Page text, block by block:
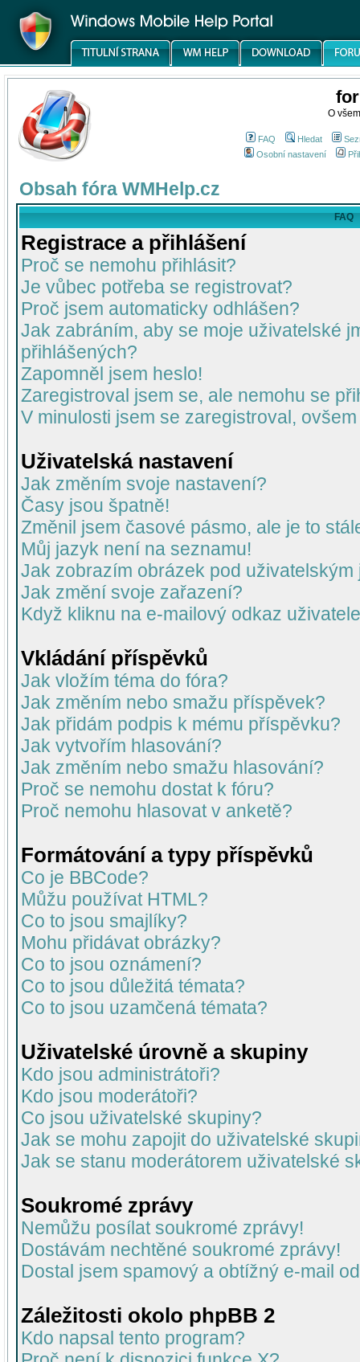
O
FAQ Hledat
Osobní nastavení
Obsah fóra WMHelp.cz
FAQ
Registrace a přihlášení
Proč se nemohu přihlásit?
Je vůbec potřeba se registrovat?
Proč jsem automaticky odhlášen?
Jak zabráním, aby se moje uživatelské
přihlášených?
Zapomněl jsem heslo!
Zaregistroval jsem se, ale nemohu se
V minulosti jsem se zaregistroval,
Uživatelská nastavení
Jak změním svoje nastavení?
Časy jsou špatně!
Změnil jsem časové pásmo, ale je to
Můj jazyk není na seznamu!
Jak zobrazím obrázek pod uživatelským
Jak změní svoje zařazení?
Když kliknu na e-mailový odkaz
Vkládání příspěvků
Jak vložím téma do fóra?
Jak změním nebo smažu příspěvek?
Jak přidám podpis k mému příspěvku?
Jak vytvořím hlasování?
Jak změním nebo smažu hlasování?
Proč se nemohu dostat k fóru?
Proč nemohu hlasovat v anketě?
Formátování a typy příspěvků
Co je BBCode?
Můžu používat HTML?
Co to jsou smajlíky?
Mohu přidávat obrázky?
Co to jsou oznámení?
Co to jsou důležitá témata?
Co to jsou uzamčená témata?
Uživatelské úrovně a skupiny
Kdo jsou administrátoři?
Kdo jsou moderátoři?
Co jsou uživatelské skupiny?
Jak se mohu zapojit do uživatelské
Jak se stanu moderátorem uživatelské
Soukromé zprávy
Nemůžu posílat soukromé zprávy!
Dostávám nechtěné soukromé zprávy!
Dostal jsem spamový a obtížný e-mail
Záležitosti okolo phpBB 2
Kdo napsal tento program?